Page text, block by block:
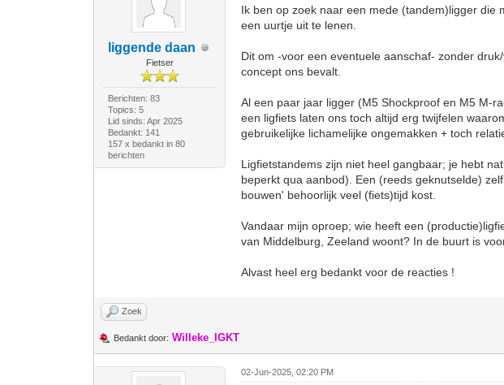
liggende daan
Fietser
Berichten: 83
Topics: 5
Lid sinds: Apr 2025
Bedankt: 141
157 x bedankt in 80
berichten
Ik ben op zoek naar een mede (tandem)ligger die
een uurtje uit te lenen.
Dit om -voor een eventuele aanschaf- zonder
concept ons bevalt.
Al een paar jaar ligger (M5 Shockproof en M5 M-
een ligfiets laten ons toch altijd erg twijfelen
gebruikelijke lichamelijke ongemakken + toch
Ligfietstandems zijn niet heel gangbaar; je hebt
beperkt qua aanbod). Een (reeds geknutselde)
bouwen' behoorlijk veel (fiets)tijd kost.
Vandaar mijn oproep; wie heeft een
van Middelburg, Zeeland woont? In de buurt is
Alvast heel erg bedankt voor de reacties !
Zoek
Bedankt door: Willeke_IGKT
02-Jun-2025, 02:20 PM